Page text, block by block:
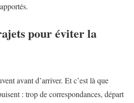
pour éviter la
avant d’arriver. Et c’est là que
: trop de correspondances, départ